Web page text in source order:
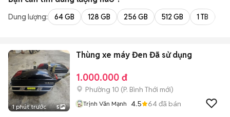
Dung lượng: 64 GB 128 GB 256 GB 512 GB 1 TB
1 phút trước 5
Thùng xe máy Đen Đã sử dụng
1.000.000 đ
Phường 10 (P. Bình Thới mới)
Trịnh Văn Mạnh 4.5 64đã bán